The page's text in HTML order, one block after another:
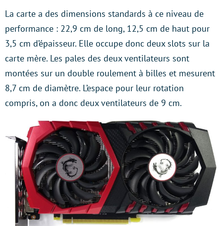
La carte a des dimensions standards à ce niveau de
performance : 22,9 cm de long, 12,5 cm de haut pour
3,5 cm d’épaisseur. Elle occupe donc deux slots sur la
carte mère. Les pales des deux ventilateurs sont
montées sur un double roulement à billes et mesurent
8,7 cm de diamètre. L’espace pour leur rotation
compris, on a donc deux ventilateurs de 9 cm.